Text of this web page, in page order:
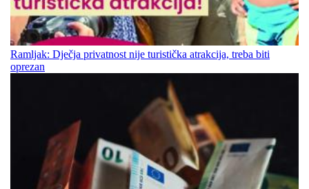
Ramljak: Dječja privatnost nije turistička atrakcija, treba biti
oprezan